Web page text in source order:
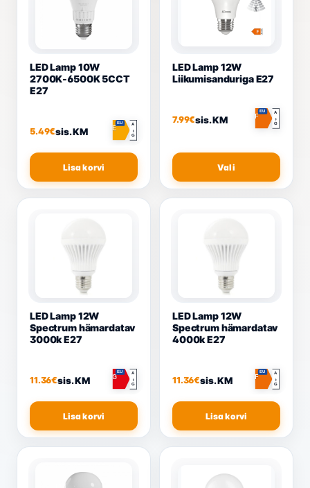
LED Lamp 10W
2700K-6500K 5CCT
E27
5.49€sis. KM
EU
E
A
↕
G
Lisa korvi
LED Lamp 12W
Liikumisanduriga E27
7.99€sis. KM
EU
F
A
↕
G
Vali
Sellel
LED Lamp 12W
Spectrum hämardatav
3000k E27
11.36€sis. KM
EU
G
A
↕
G
Lisa korvi
LED Lamp 12W
Spectrum hämardatav
4000k E27
11.36€sis. KM
EU
F
A
↕
G
Lisa korvi